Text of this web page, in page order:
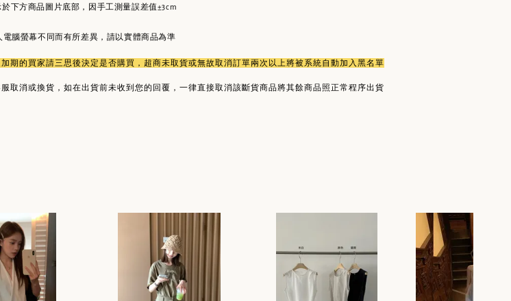
下方商品圖片底部，因手工測量誤差值±3cm
電腦螢幕不同而有所差異，請以實體商品為準
期的買家請三思後決定是否購買，超商未取貨或無故取消訂單兩次以上將被系統自動加入黑名單
取消或換貨，如在出貨前未收到您的回覆，一律直接取消該斷貨商品將其餘商品照正常程序出貨